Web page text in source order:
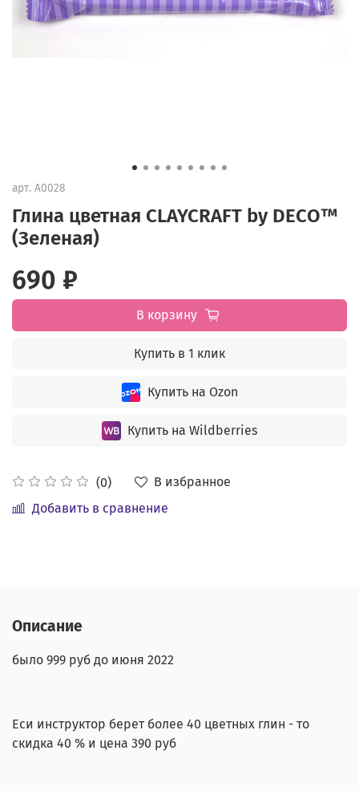
арт. А0028
Глина цветная CLAYCRAFT by DECO™
(Зеленая)
(0)
В избранное
Добавить в сравнение
690 ₽
В корзину
Купить в 1 клик
Купить на Ozon
Купить на Wildberries
Описание
было 999 руб до июня 2022
Еси инструктор берет более 40 цветных глин - то
скидка 40 % и цена 390 руб